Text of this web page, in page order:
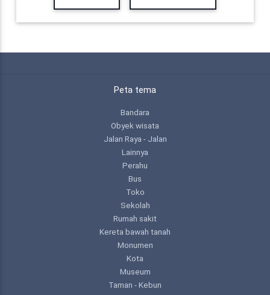
Peta tema
Bandara
Obyek wisata
Jalan Raya - Jalan
Lainnya
Perahu
Bus
Toko
Sekolah
Rumah sakit
Kereta bawah tanah
Monumen
Kota
Museum
Taman - Kebun